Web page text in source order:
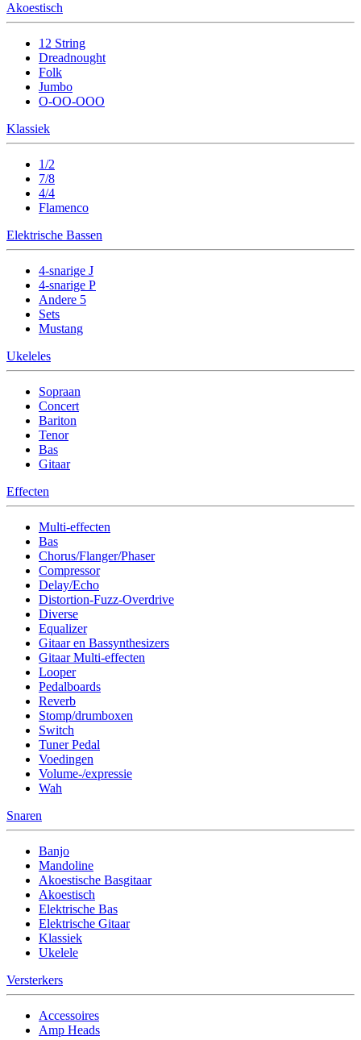
Akoestisch
12 String
Dreadnought
Folk
Jumbo
O-OO-OOO
Klassiek
1/2
7/8
4/4
Flamenco
Elektrische Bassen
4-snarige J
4-snarige P
Andere 5
Sets
Mustang
Ukeleles
Sopraan
Concert
Bariton
Tenor
Bas
Gitaar
Effecten
Multi-effecten
Bas
Chorus/Flanger/Phaser
Compressor
Delay/Echo
Distortion-Fuzz-Overdrive
Diverse
Equalizer
Gitaar en Bassynthesizers
Gitaar Multi-effecten
Looper
Pedalboards
Reverb
Stomp/drumboxen
Switch
Tuner Pedal
Voedingen
Volume-/expressie
Wah
Snaren
Banjo
Mandoline
Akoestische Basgitaar
Akoestisch
Elektrische Bas
Elektrische Gitaar
Klassiek
Ukelele
Versterkers
Accessoires
Amp Heads